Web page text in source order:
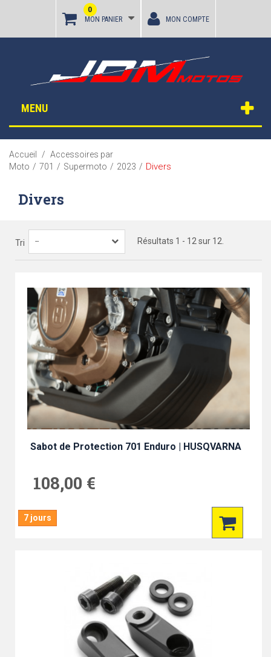
MON PANIER
0
MON COMPTE
MENU
Accueil / Accessoires par
Moto / 701 / Supermoto / 2023 / Divers
Divers
Tri -- Résultats 1 - 12 sur 12.
Sabot de Protection 701 Enduro | HUSQVARNA
108,00 €
7 jours